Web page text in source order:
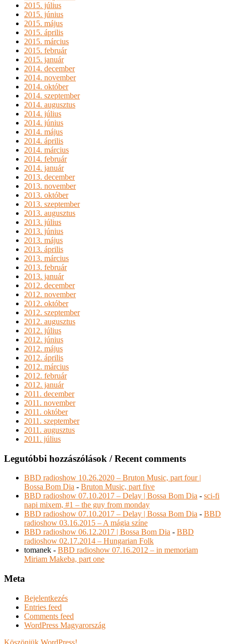
2015. július
2015. június
2015. május
2015. április
2015. március
2015. február
2015. január
2014. december
2014. november
2014. október
2014. szeptember
2014. augusztus
2014. július
2014. június
2014. május
2014. április
2014. március
2014. február
2014. január
2013. december
2013. november
2013. október
2013. szeptember
2013. augusztus
2013. július
2013. június
2013. május
2013. április
2013. március
2013. február
2013. január
2012. december
2012. november
2012. október
2012. szeptember
2012. augusztus
2012. július
2012. június
2012. május
2012. április
2012. március
2012. február
2012. január
2011. december
2011. november
2011. október
2011. szeptember
2011. augusztus
2011. július
Legutóbbi hozzászólások / Recent comments
BBD radioshow 10.26.2020 – Bruton Music, part four |
Bossa Bom Dia - Bruton Music, part five
BBD radioshow 07.10.2017 – Delay | Bossa Bom Dia - sci-fi
napi mixem, #1 – the guy from monday
BBD radioshow 07.10.2017 – Delay | Bossa Bom Dia - BBD
radioshow 03.16.2015 – A mágia színe
BBD radioshow 06.12.2017 | Bossa Bom Dia - BBD
radioshow 02.17.2014 – Hungarian Folk
tomanek - BBD radioshow 07.16.2012 – in memoriam
Miriam Makeba, part one
Meta
Bejelentkezés
Entries feed
Comments feed
WordPress Magyarország
Köszönjük WordPress!